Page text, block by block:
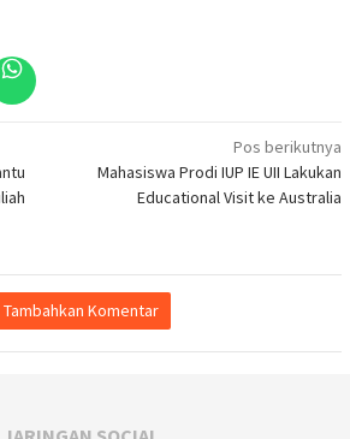
Pos berikutnya
Mahasiswa Prodi IUP IE UII Lakukan
Educational Visit ke Australia
Tambahkan Komentar